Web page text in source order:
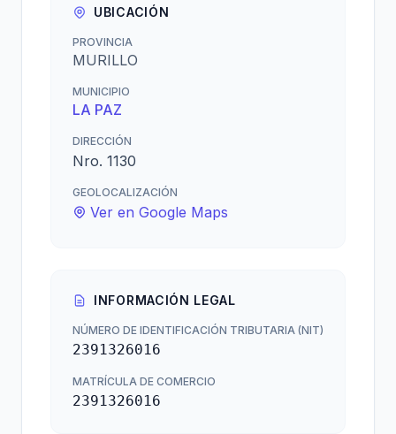
UBICACIÓN
PROVINCIA
MURILLO
MUNICIPIO
LA PAZ
DIRECCIÓN
Nro. 1130
GEOLOCALIZACIÓN
Ver en Google Maps
INFORMACIÓN LEGAL
NÚMERO DE IDENTIFICACIÓN TRIBUTARIA (NIT)
2391326016
MATRÍCULA DE COMERCIO
2391326016